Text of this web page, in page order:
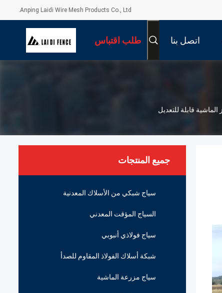
Anping Laidi Wire Mesh Products Co., Ltd.
اتصل بنا طلب اقتباس
جميع المنتجات
سياج شبكي من الأسلاك المعدنية
السياج المؤقت المعدني
سياج فولاذي أنبوبي
شبكة أسلاك الفولاذ المقاوم للصدأ
سياج مزرعة الماشية